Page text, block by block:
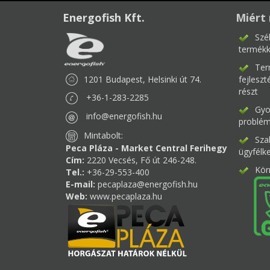
Energofish Kft.
1201 Budapest, Helsinki út 74.
+36-1-283-2285
info@energofish.hu
Mintabolt:
Peca Pláza - Market Central Ferihegy
Cím: 2220 Vecsés, Fő út 246-248.
Tel.: +36-29-553-400
E-mail: pecaplaza@energofish.hu
Web: www.pecaplaza.hu
Miért
részt